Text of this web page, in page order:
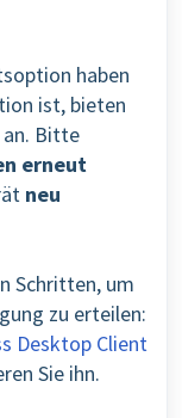
haben
ist, bieten
an. Bitte
erneut
neu
Schritten, um
zu erteilen:
Desktop Client
Sie ihn.